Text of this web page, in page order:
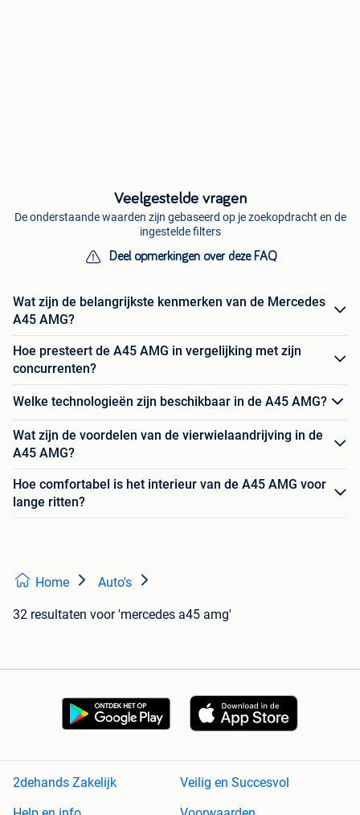
Veelgestelde vragen
De onderstaande waarden zijn gebaseerd op je zoekopdracht en de
ingestelde filters
Deel opmerkingen over deze FAQ
Wat zijn de belangrijkste kenmerken van de Mercedes
A45 AMG?
Hoe presteert de A45 AMG in vergelijking met zijn
concurrenten?
Welke technologieën zijn beschikbaar in de A45 AMG?
Wat zijn de voordelen van de vierwielaandrijving in de
A45 AMG?
Hoe comfortabel is het interieur van de A45 AMG voor
lange ritten?
Home Auto's
32 resultaten voor 'mercedes a45 amg'
2dehands Zakelijk
Veilig en Succesvol